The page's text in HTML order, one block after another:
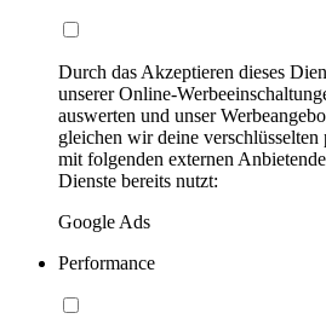
Durch das Akzeptieren dieses
unserer Online-
auswerten und unser
gleichen wir deine verschlüsselten
mit folgenden externen
Dienste bereits nutzt:
Google Ads
Performance